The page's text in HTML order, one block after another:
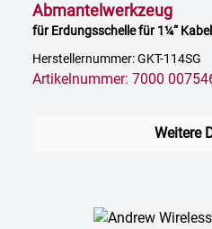
Abmantelwerkzeug
für Erdungsschelle für 1¼“ Kabel
Herstellernummer: GKT-114SG
Artikelnummer: 7000
Weitere